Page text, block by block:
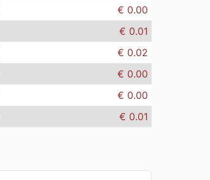
€ 0.00
€ 0.01
€ 0.02
€ 0.00
€ 0.00
€ 0.01